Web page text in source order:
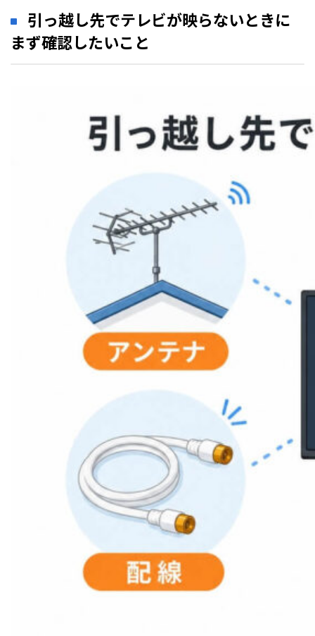
引っ越し先でテレビが映らないときに
まず確認したいこと